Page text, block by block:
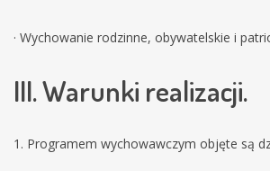
· Wychowanie rodzinne, obywatelskie i
III. Warunki realizacji.
1. Programem wychowawczym objęte są